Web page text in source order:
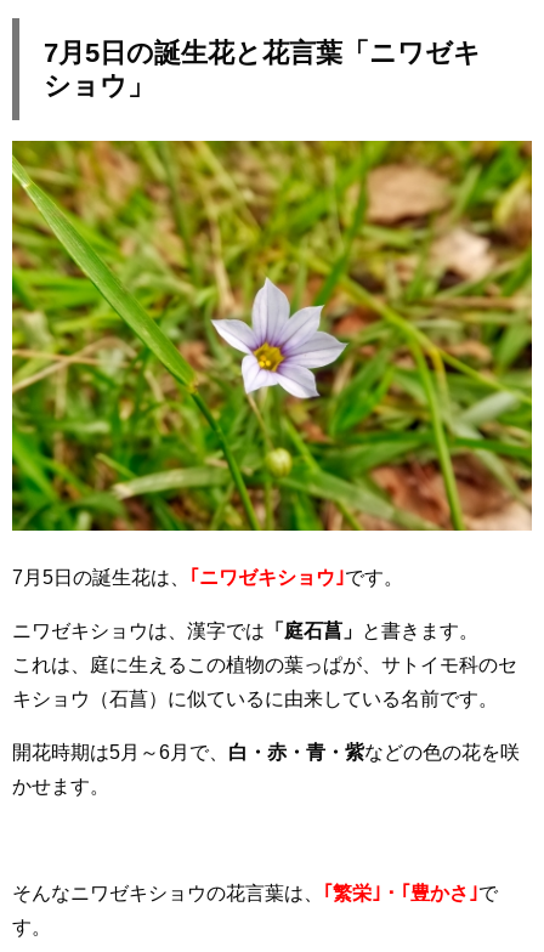
7月5日の誕生花と花言葉「ニワゼキ
ショウ」
7月5日の誕生花は、 ｢ニワゼキショウ｣です。
ニワゼキショウは、漢字では 「庭石菖」 と書きます。
これは、庭に生えるこの植物の葉っぱが、サトイモ科のセ
キショウ（石菖）に似ているに由来している名前です。
開花時期は5月～6月で、 白・赤・青・紫などの色の花を咲
かせます。
そんなニワゼキショウの花言葉は、 ｢繁栄｣・｢豊かさ｣で
す。